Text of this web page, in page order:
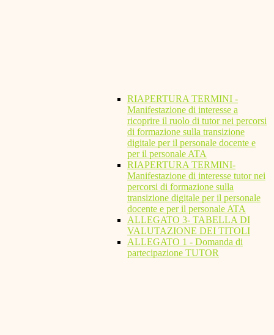
RIAPERTURA TERMINI -
Manifestazione di interesse a
ricoprire il ruolo di tutor nei percorsi
di formazione sulla transizione
digitale per il personale docente e
per il personale ATA
RIAPERTURA TERMINI-
Manifestazione di interesse tutor nei
percorsi di formazione sulla
transizione digitale per il personale
docente e per il personale ATA
ALLEGATO 3- TABELLA DI
VALUTAZIONE DEI TITOLI
ALLEGATO 1 - Domanda di
partecipazione TUTOR